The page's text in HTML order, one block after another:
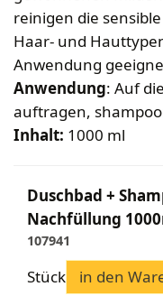
Wabenhonigwelt
Rähmchen &
Diverses
Lagerung
Propolisernte
Pollenernte
Stockwaagen
Bienenluft
Fachliteratur
Imkerei
Bienengesundheit
Diverse
Mundhygiene
Geschenke/
reinigen die
Haar- und
Anwendung
Anwendung: Auf
auftragen,
Inhalt: 1000 ml
Duschbad +
Nachfüllung
107941
Stück in den